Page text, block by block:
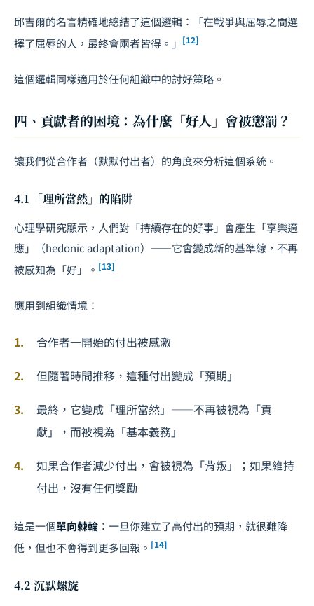
邱吉爾的名言精確地總結了這個邏輯：「在戰爭與屈辱之間選
擇了屈辱的人，最終會兩者皆得。」 [12]
這個邏輯同樣適用於任何組織中的討好策略。
四、貢獻者的困境：為什麼「好人」會被懲罰？
讓我們從合作者（默默付出者）的角度來分析這個系統。
4.1 「理所當然」的陷阱
心理學研究顯示，人們對「持續存在的好事」會產生「享樂適
應」（hedonic adaptation）——它會變成新的基準線，不再
被感知為「好」。 [13]
應用到組織情境：
合作者一開始的付出被感激
但隨著時間推移，這種付出變成「預期」
最終，它變成「理所當然」——不再被視為「貢
獻」，而被視為「基本義務」
如果合作者減少付出，會被視為「背叛」；如果維持
付出，沒有任何獎勵
這是一個單向棘輪 ：一旦你建立了高付出的預期，就很難降
低，但也不會得到更多回報。 [14]
4.2 沉默螺旋